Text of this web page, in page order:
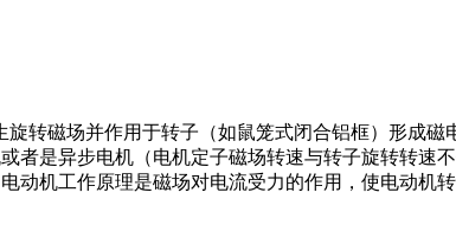
转磁场并作用于转子（如鼠笼式闭合铝框）形成磁
是异步电机（电机定子磁场转速与转子旋转转速
机工作原理是磁场对电流受力的作用，使电动机转